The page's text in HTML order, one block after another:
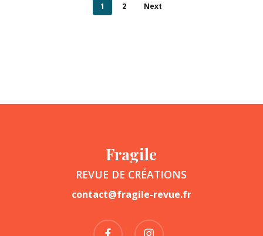
1 2 Next
Fragile
REVUE DE CRÉATIONS
contact@fragile-revue.fr
facebook instagram